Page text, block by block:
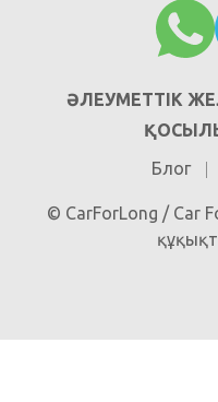
ӘЛЕУМЕТТІК
Блог
© CarForLong / Car